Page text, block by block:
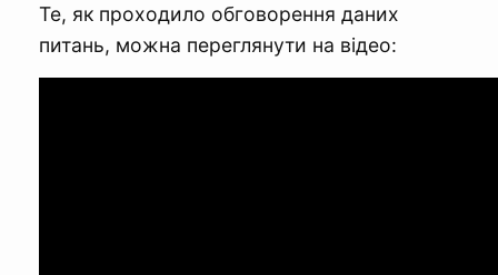
Те, як проходило обговорення даних
питань, можна переглянути на відео: